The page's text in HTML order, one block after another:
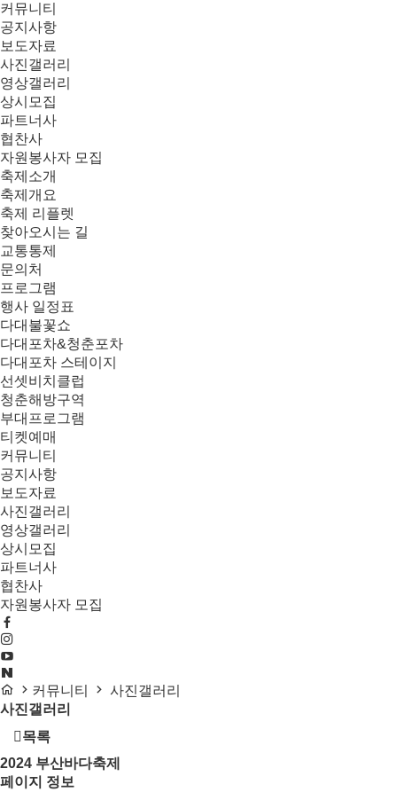
커뮤니티
공지사항
보도자료
사진갤러리
영상갤러리
상시모집
파트너사
협찬사
자원봉사자 모집
축제소개
축제개요
축제 리플렛
찾아오시는 길
교통통제
문의처
프로그램
행사 일정표
다대불꽃쇼
다대포차&청춘포차
다대포차 스테이지
선셋비치클럽
청춘해방구역
부대프로그램
티켓예매
커뮤니티
공지사항
보도자료
사진갤러리
영상갤러리
상시모집
파트너사
협찬사
자원봉사자 모집
커뮤니티
사진갤러리
사진갤러리
목록
2024 부산바다축제
페이지 정보